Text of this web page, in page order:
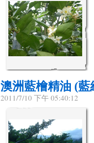
澳洲藍檜精油 (藍
2011/7/10 下午 05:40:12